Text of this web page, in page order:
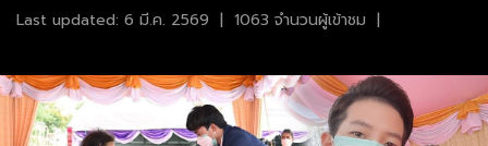
Last updated: 6 มี.ค. 2569 | 1063 จำนวนผู้เข้าชม |